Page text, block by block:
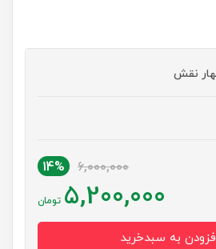
نقش
6,000,000
14%
5,200,000 تومان